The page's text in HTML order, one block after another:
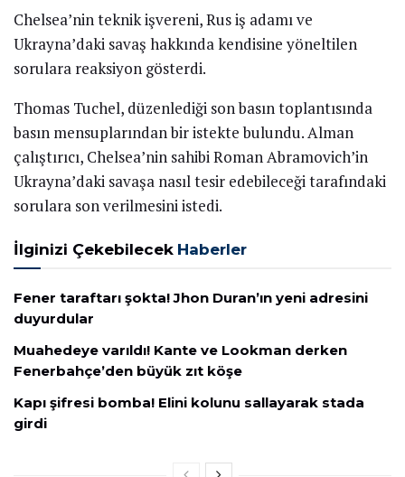
Chelsea’nin teknik işvereni, Rus iş adamı ve
Ukrayna’daki savaş hakkında kendisine yöneltilen
sorulara reaksiyon gösterdi.
Thomas Tuchel, düzenlediği son basın toplantısında
basın mensuplarından bir istekte bulundu. Alman
çalıştırıcı, Chelsea’nin sahibi Roman Abramovich’in
Ukrayna’daki savaşa nasıl tesir edebileceği tarafındaki
sorulara son verilmesini istedi.
İlginizi Çekebilecek Haberler
Fener taraftarı şokta! Jhon Duran’ın yeni adresini
duyurdular
Muahedeye varıldı! Kante ve Lookman derken
Fenerbahçe’den büyük zıt köşe
Kapı şifresi bomba! Elini kolunu sallayarak stada
girdi